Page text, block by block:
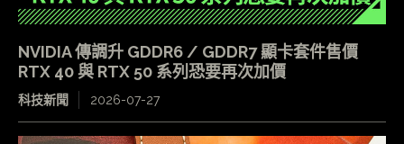
NVIDIA 傳調升 GDDR6 / GDDR7 顯卡套件售價
RTX 40 與 RTX 50 系列恐要再次加價
科技新聞 2026-07-27